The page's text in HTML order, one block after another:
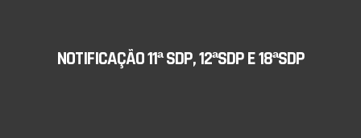
NOTIFICAÇÃO 11ª SDP, 12ªSDP E 18ªSDP